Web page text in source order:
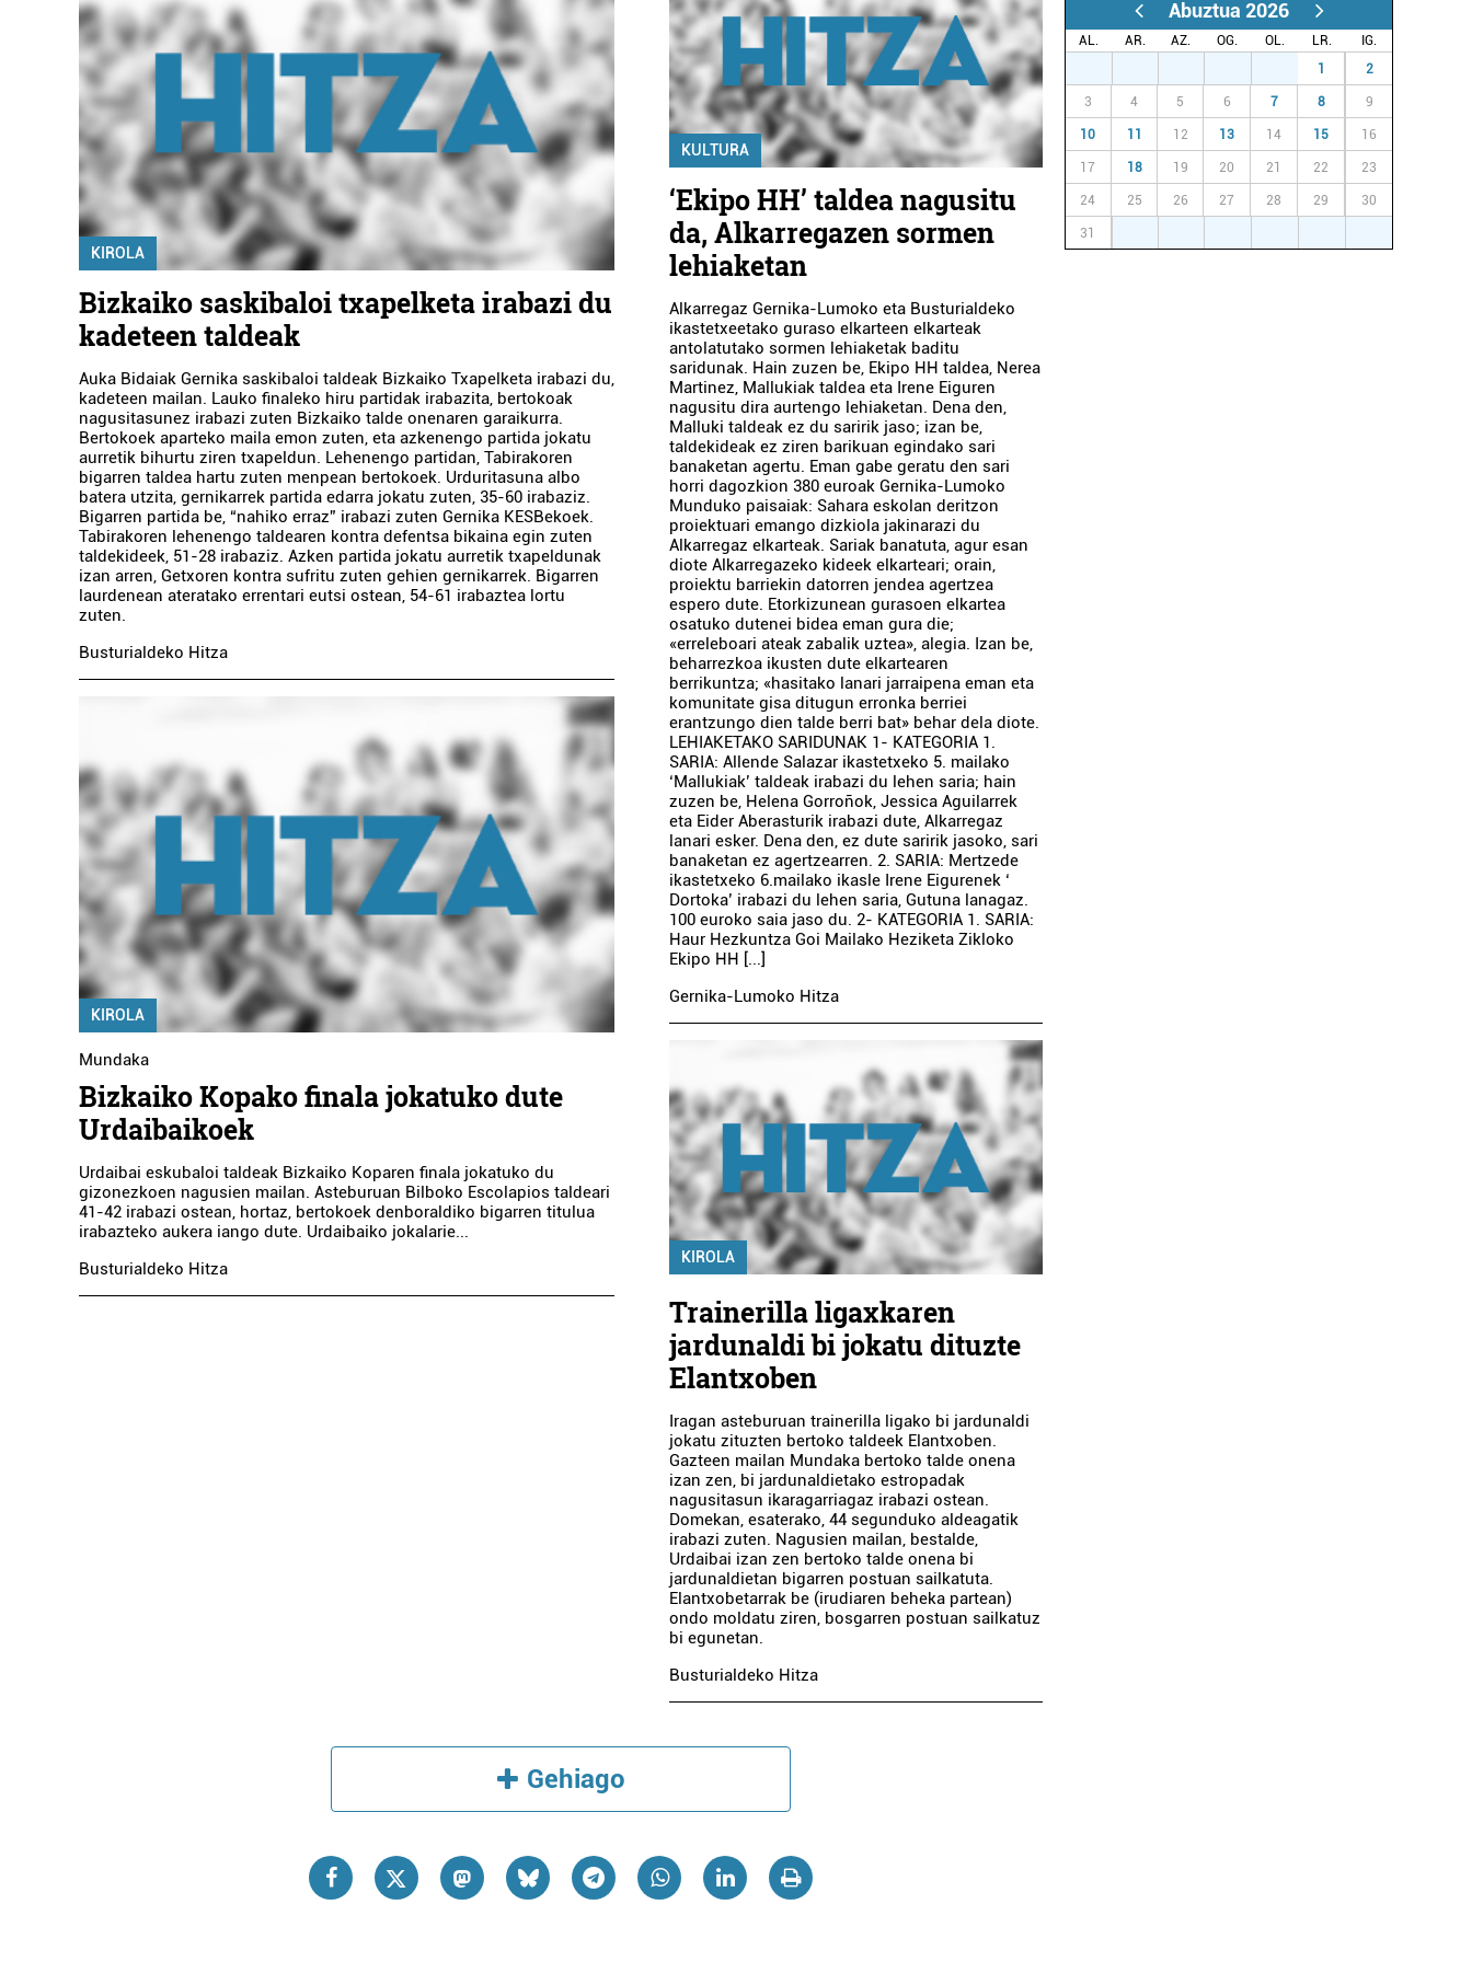
KIROLA
Bizkaiko saskibaloi txapelketa irabazi du
kadeteen taldeak
Auka Bidaiak Gernika saskibaloi taldeak Bizkaiko Txapelketa irabazi du,
kadeteen mailan. Lauko finaleko hiru partidak irabazita, bertokoak
nagusitasunez irabazi zuten Bizkaiko talde onenaren garaikurra.
Bertokoek aparteko maila emon zuten, eta azkenengo partida jokatu
aurretik bihurtu ziren txapeldun. Lehenengo partidan, Tabirakoren
bigarren taldea hartu zuten menpean bertokoek. Urduritasuna albo
batera utzita, gernikarrek partida edarra jokatu zuten, 35-60 irabaziz.
Bigarren partida be, “nahiko erraz” irabazi zuten Gernika KESBekoek.
Tabirakoren lehenengo taldearen kontra defentsa bikaina egin zuten
taldekideek, 51-28 irabaziz. Azken partida jokatu aurretik txapeldunak
izan arren, Getxoren kontra sufritu zuten gehien gernikarrek. Bigarren
laurdenean ateratako errentari eutsi ostean, 54-61 irabaztea lortu
zuten.
Busturialdeko Hitza
KIROLA
Mundaka
Bizkaiko Kopako finala jokatuko dute
Urdaibaikoek
Urdaibai eskubaloi taldeak Bizkaiko Koparen finala jokatuko du
gizonezkoen nagusien mailan. Asteburuan Bilboko Escolapios taldeari
41-42 irabazi ostean, hortaz, bertokoek denboraldiko bigarren titulua
irabazteko aukera iango dute. Urdaibaiko jokalarie...
Busturialdeko Hitza
KULTURA
‘Ekipo HH’ taldea nagusitu
da, Alkarregazen sormen
lehiaketan
Alkarregaz Gernika-Lumoko eta Busturialdeko
ikastetxeetako guraso elkarteen elkarteak
antolatutako sormen lehiaketak baditu
saridunak. Hain zuzen be, Ekipo HH taldea, Nerea
Martinez, Mallukiak taldea eta Irene Eiguren
nagusitu dira aurtengo lehiaketan. Dena den,
Malluki taldeak ez du saririk jaso; izan be,
taldekideak ez ziren barikuan egindako sari
banaketan agertu. Eman gabe geratu den sari
horri dagozkion 380 euroak Gernika-Lumoko
Munduko paisaiak: Sahara eskolan deritzon
proiektuari emango dizkiola jakinarazi du
Alkarregaz elkarteak. Sariak banatuta, agur esan
diote Alkarregazeko kideek elkarteari; orain,
proiektu barriekin datorren jendea agertzea
espero dute. Etorkizunean gurasoen elkartea
osatuko dutenei bidea eman gura die;
«erreleboari ateak zabalik uztea», alegia. Izan be,
beharrezkoa ikusten dute elkartearen
berrikuntza; «hasitako lanari jarraipena eman eta
komunitate gisa ditugun erronka berriei
erantzungo dien talde berri bat» behar dela diote.
LEHIAKETAKO SARIDUNAK 1- KATEGORIA 1.
SARIA: Allende Salazar ikastetxeko 5. mailako
‘Mallukiak’ taldeak irabazi du lehen saria; hain
zuzen be, Helena Gorroñok, Jessica Aguilarrek
eta Eider Aberasturik irabazi dute, Alkarregaz
lanari esker. Dena den, ez dute saririk jasoko, sari
banaketan ez agertzearren. 2. SARIA: Mertzede
ikastetxeko 6.mailako ikasle Irene Eigurenek ‘
Dortoka’ irabazi du lehen saria, Gutuna lanagaz.
100 euroko saia jaso du. 2- KATEGORIA 1. SARIA:
Haur Hezkuntza Goi Mailako Heziketa Zikloko
Ekipo HH [...]
Gernika-Lumoko Hitza
KIROLA
Trainerilla ligaxkaren
jardunaldi bi jokatu dituzte
Elantxoben
Iragan asteburuan trainerilla ligako bi jardunaldi
jokatu zituzten bertoko taldeek Elantxoben.
Gazteen mailan Mundaka bertoko talde onena
izan zen, bi jardunaldietako estropadak
nagusitasun ikaragarriagaz irabazi ostean.
Domekan, esaterako, 44 segunduko aldeagatik
irabazi zuten. Nagusien mailan, bestalde,
Urdaibai izan zen bertoko talde onena bi
jardunaldietan bigarren postuan sailkatuta.
Elantxobetarrak be (irudiaren beheka partean)
ondo moldatu ziren, bosgarren postuan sailkatuz
bi egunetan.
Busturialdeko Hitza
Gehiago
Abuztua 2026
AL. AR. AZ. OG. OL. LR.
IG.
1 2
3 4 5 6 7 8 9
10 11 12 13 14 15 16
17 18 19 20 21 22 23
24 25 26 27 28 29 30
31